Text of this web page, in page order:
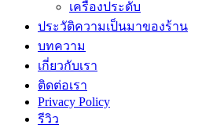
เครื่องประดับ
ประวัติความเป็นมาของร้าน
บทความ
เกี่ยวกับเรา
ติดต่อเรา
Privacy Policy
รีวิว